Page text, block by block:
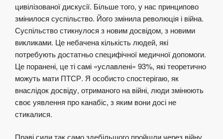
цивілізованої дискусії. Більше того, у нас принципово
змінилося суспільство. Його змінила революція і війна.
Суспільство стикнулося з новим досвідом, з новими
викликами. Це небачена кількість людей, які
потребують достатньо специфічної медичної допомоги.
Це поранені, це ті самі «уславлені» 93%, які теоретично
можуть мати ПТСР. Я особисто спостерігаю, як
внаслідок досвіду, отриманого на війні, люди змінюють
своє уявлення про канабіс, з яким вони досі не
стикалися.
Праві сили так само здебільшого пройшли через війну